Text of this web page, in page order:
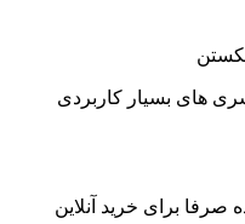
سری های بسیار کاربردی
برای خرید آنلاین